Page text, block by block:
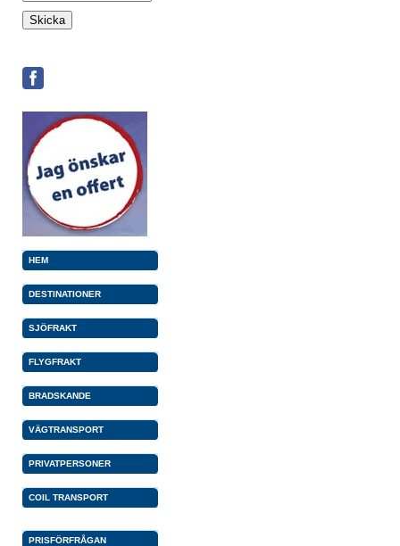
Spamcheck:
HEM
DESTINATIONER
SJÖFRAKT
FLYGFRAKT
BRADSKANDE
VÄGTRANSPORT
PRIVATPERSONER
COIL TRANSPORT
PRISFÖRFRÅGAN